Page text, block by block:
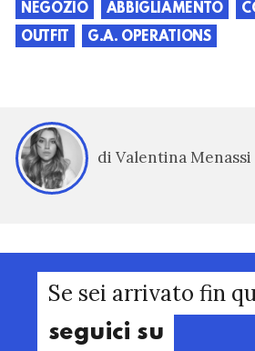
NEGOZIO
ABBIGLIAMENTO
OUTFIT
G.A. OPERATIONS
di Valentina Menassi
Se sei arrivato fin
seguici su